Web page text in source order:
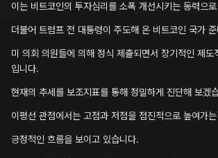
이는 비트코인의 투자심리를 소폭 개선시키는 동력으
더불어 트럼프 전 대통령이 주도해 온 비트코인 국가 준
미 의회 의원들에 의해 정식 제출되면서 장기적인 제도
입니다.
현재의 추세를 보조지표를 통해 정밀하게 진단해 보겠
이평선 관점에서는 고점과 저점을 점진적으로 높여가
긍정적인 흐름을 보이고 있습니다.